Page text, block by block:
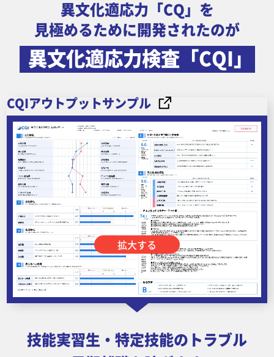
異文化適応力「CQ」を
見極めるために開発されたのが
異文化適応力検査「CQI」
CQIアウトプットサンプル
拡大する
技能実習生・特定技能のトラブル